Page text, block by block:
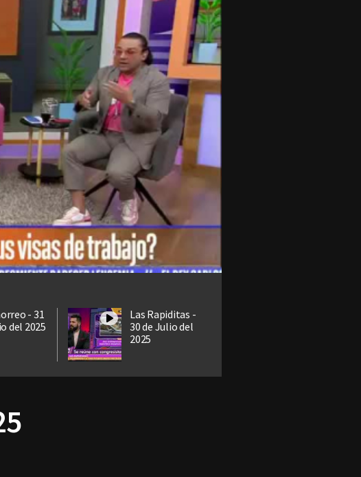
- 31
del 2025
Las Rapiditas -
30 de Julio del
2025